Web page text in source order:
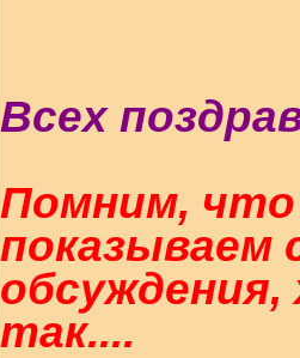
Всех
Помним,
показываем
так....